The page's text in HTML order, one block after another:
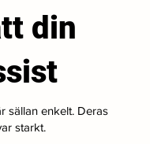
din
sällan enkelt. Deras
starkt.